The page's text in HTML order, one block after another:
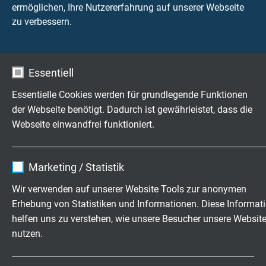
ermöglichen, Ihre Nutzererfahrung auf unserer Webseite
zu verbessern.
Essentiell
Essentielle Cookies werden für grundlegende Funktionen
der Webseite benötigt. Dadurch ist gewährleistet, dass die
Webseite einwandfrei funktioniert.
Laufzeit 1 Jahr
Marketing / Statistik
Wir verwenden auf unserer Website Tools zur anonymen
Erhebung von Statistiken und Informationen. Diese
helfen uns zu verstehen, wie unsere Besucher unsere Website
nutzen.
L37641025
10 x 2 x 0,25
0,11 mm
L37641225
Artikel anfragen
L37641425
14 x 2 x 0,25
L37641825
18 x 2 x 0,25
0,11 mm
Artikel anfragen
mm²